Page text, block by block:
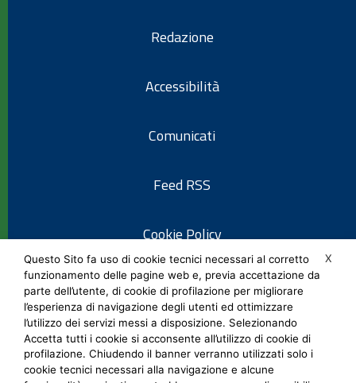
Redazione
Accessibilità
Comunicati
Feed RSS
Cookie Policy
Informativa privacy
Note legali
X
Questo Sito fa uso di cookie tecnici necessari al corretto
funzionamento delle pagine web e, previa accettazione da
parte dell’utente, di cookie di profilazione per migliorare
l’esperienza di navigazione degli utenti ed ottimizzare
l’utilizzo dei servizi messi a disposizione. Selezionando
Accetta tutti i cookie si acconsente all’utilizzo di cookie di
profilazione. Chiudendo il banner verranno utilizzati solo i
cookie tecnici necessari alla navigazione e alcune